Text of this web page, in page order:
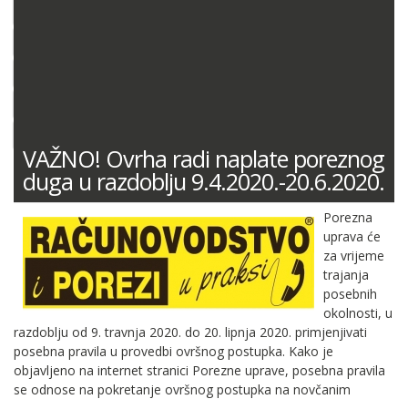
VAŽNO! Ovrha radi naplate poreznog
duga u razdoblju 9.4.2020.-20.6.2020.
Porezna
uprava će
za vrijeme
trajanja
posebnih
okolnosti, u
razdoblju od 9. travnja 2020. do 20. lipnja 2020. primjenjivati
posebna pravila u provedbi ovršnog postupka. ​Kako je
objavljeno na internet stranici Porezne uprave, posebna pravila
se odnose na pokretanje ovršnog postupka na novčanim